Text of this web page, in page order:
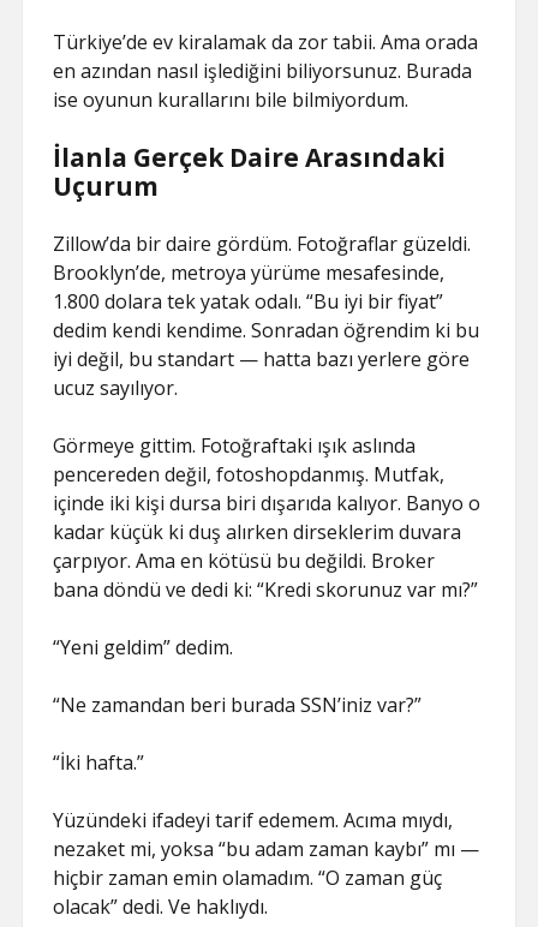
Türkiye’de ev kiralamak da zor tabii. Ama orada
en azından nasıl işlediğini biliyorsunuz. Burada
ise oyunun kurallarını bile bilmiyordum.
İlanla Gerçek Daire Arasındaki
Uçurum
Zillow’da bir daire gördüm. Fotoğraflar güzeldi.
Brooklyn’de, metroya yürüme mesafesinde,
1.800 dolara tek yatak odalı. “Bu iyi bir fiyat”
dedim kendi kendime. Sonradan öğrendim ki bu
iyi değil, bu standart — hatta bazı yerlere göre
ucuz sayılıyor.
Görmeye gittim. Fotoğraftaki ışık aslında
pencereden değil, fotoshopdanmış. Mutfak,
içinde iki kişi dursa biri dışarıda kalıyor. Banyo o
kadar küçük ki duş alırken dirseklerim duvara
çarpıyor. Ama en kötüsü bu değildi. Broker
bana döndü ve dedi ki: “Kredi skorunuz var mı?”
“Yeni geldim” dedim.
“Ne zamandan beri burada SSN’iniz var?”
“İki hafta.”
Yüzündeki ifadeyi tarif edemem. Acıma mıydı,
nezaket mi, yoksa “bu adam zaman kaybı” mı —
hiçbir zaman emin olamadım. “O zaman güç
olacak” dedi. Ve haklıydı.